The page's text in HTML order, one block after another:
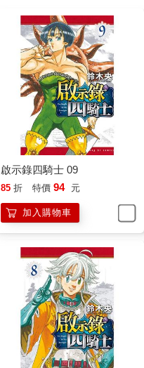
啟示錄四騎士 09
85 折 特價 94 元
加入購物車